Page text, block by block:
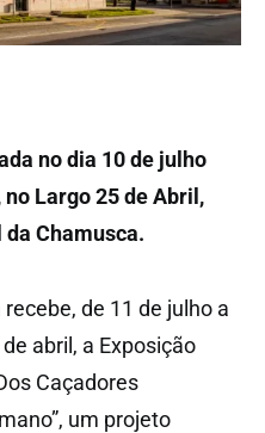
no dia 10 de julho
Largo 25 de Abril,
Chamusca.
de 11 de julho a
abril, a Exposição
Caçadores
um projeto